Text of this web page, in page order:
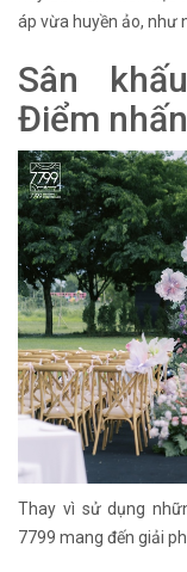
áp vừa huyền ảo, như
Sân
Điểm
Thay vì sử dụng
7799 mang đến giải